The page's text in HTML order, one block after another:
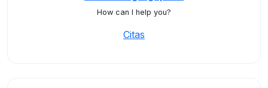
How can I help you?
Citas